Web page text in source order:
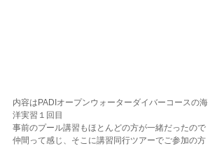
内容はPADIオープンウォーターダイバーコースの海
洋実習１回目
事前のプール講習もほとんどの方が一緒だったので
仲間って感じ、そこに講習同行ツアーでご参加の方